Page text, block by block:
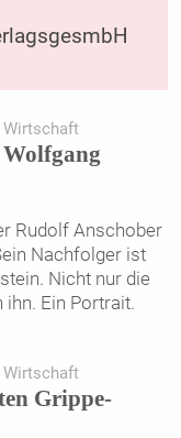
Wirtschaft
Rudolf Anschober
Nachfolger ist
Nicht nur die
Ein Portrait.
Wirtschaft
Grippe-